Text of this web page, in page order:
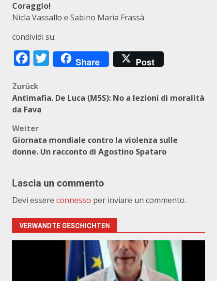
Coraggio!
Nicla Vassallo e Sabino Maria Frassà
condividi su:
Facebook
Twitter
Share Post
Beitragsnavigation
Zurück
Antimafia. De Luca (M5S): No a lezioni di moralità
da Fava
Weiter
Giornata mondiale contro la violenza sulle
donne. Un racconto di Agostino Spataro
Lascia un commento
Devi essere connesso per inviare un commento.
VERWANDTE GESCHICHTEN